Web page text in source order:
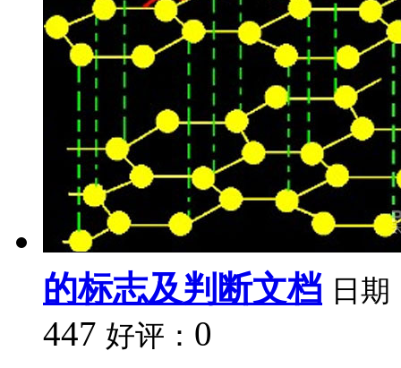
的标志及判断文档 日期
447 好评： 0